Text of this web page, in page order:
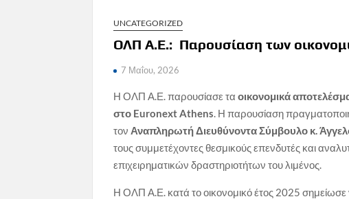
UNCATEGORIZED
ΟΛΠ Α.Ε.: Παρουσίαση των
7 Μαΐου, 2026
Η ΟΛΠ Α.Ε. παρουσίασε ταοικονομικά
στο EuronextAthens. Η παρουσίαση
τον Αναπληρωτή Διευθύνοντα Σύμβουλο κ.
τους συμμετέχοντες θεσμικούς επενδυτές και
επιχειρηματικών δραστηριοτήτων του λιμένος.
Η ΟΛΠ Α.Ε. κατά το οικονομικό έτος 2025 σημείωσε